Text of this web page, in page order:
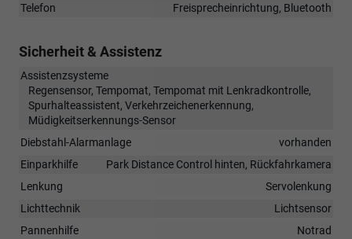
Telefon
Freisprecheinrichtung, Bluetooth
Sicherheit & Assistenz
Assistenzsysteme
Regensensor, Tempomat, Tempomat mit Lenkradkontrolle,
Spurhalteassistent, Verkehrzeichenerkennung,
Müdigkeitserkennungs-Sensor
Diebstahl-Alarmanlage
vorhanden
Einparkhilfe
Park Distance Control hinten, Rückfahrkamera
Lenkung
Servolenkung
Lichttechnik
Lichtsensor
Pannenhilfe
Notrad